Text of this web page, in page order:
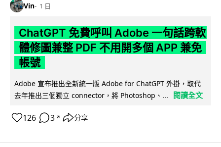
Vin 1 日
ChatGPT 免費呼叫 Adobe 一句話跨軟
體修圖兼整 PDF 不用開多個 APP 兼免
帳號
Adobe 宣布推出全新統一版 Adobe for ChatGPT 外掛，取代
去年推出三個獨立 connector，將 Photoshop、...
閱讀全文
126 3 ↗ 分享